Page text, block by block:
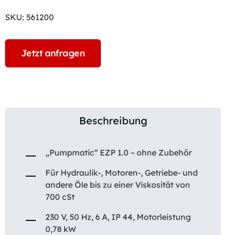
SKU: 561200
Jetzt anfragen
Beschreibung
„Pumpmatic“ EZP 1.0 – ohne Zubehör
Für Hydraulik-, Motoren-, Getriebe- und
andere Öle bis zu einer Viskosität von
700 cSt
230 V, 50 Hz, 6 A, IP 44, Motorleistung
0,78 kW